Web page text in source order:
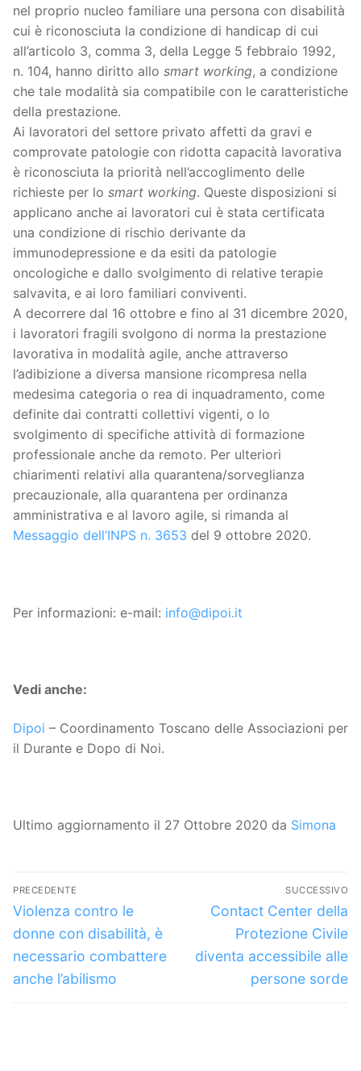
nel proprio nucleo familiare una persona con disabilità
cui è riconosciuta la condizione di handicap di cui
all’articolo 3, comma 3, della Legge 5 febbraio 1992,
n. 104, hanno diritto allo smart working, a condizione
che tale modalità sia compatibile con le caratteristiche
della prestazione.
Ai lavoratori del settore privato affetti da gravi e
comprovate patologie con ridotta capacità lavorativa
è riconosciuta la priorità nell’accoglimento delle
richieste per lo smart working. Queste disposizioni si
applicano anche ai lavoratori cui è stata certificata
una condizione di rischio derivante da
immunodepressione e da esiti da patologie
oncologiche e dallo svolgimento di relative terapie
salvavita, e ai loro familiari conviventi.
A decorrere dal 16 ottobre e fino al 31 dicembre 2020,
i lavoratori fragili svolgono di norma la prestazione
lavorativa in modalità agile, anche attraverso
l’adibizione a diversa mansione ricompresa nella
medesima categoria o rea di inquadramento, come
definite dai contratti collettivi vigenti, o lo
svolgimento di specifiche attività di formazione
professionale anche da remoto. Per ulteriori
chiarimenti relativi alla quarantena/sorveglianza
precauzionale, alla quarantena per ordinanza
amministrativa e al lavoro agile, si rimanda al
Messaggio dell’INPS n. 3653 del 9 ottobre 2020.
Per informazioni: e-mail: info@dipoi.it
Vedi anche:
Dipoi – Coordinamento Toscano delle Associazioni per
il Durante e Dopo di Noi.
Ultimo aggiornamento il 27 Ottobre 2020 da Simona
Navigazione
articoli
PRECEDENTE
Articolo
precedente:
Violenza contro le
donne con disabilità, è
necessario combattere
anche l’abilismo
SUCCESSIVO
Articolo
successivo:
Contact Center della
Protezione Civile
diventa accessibile alle
persone sorde